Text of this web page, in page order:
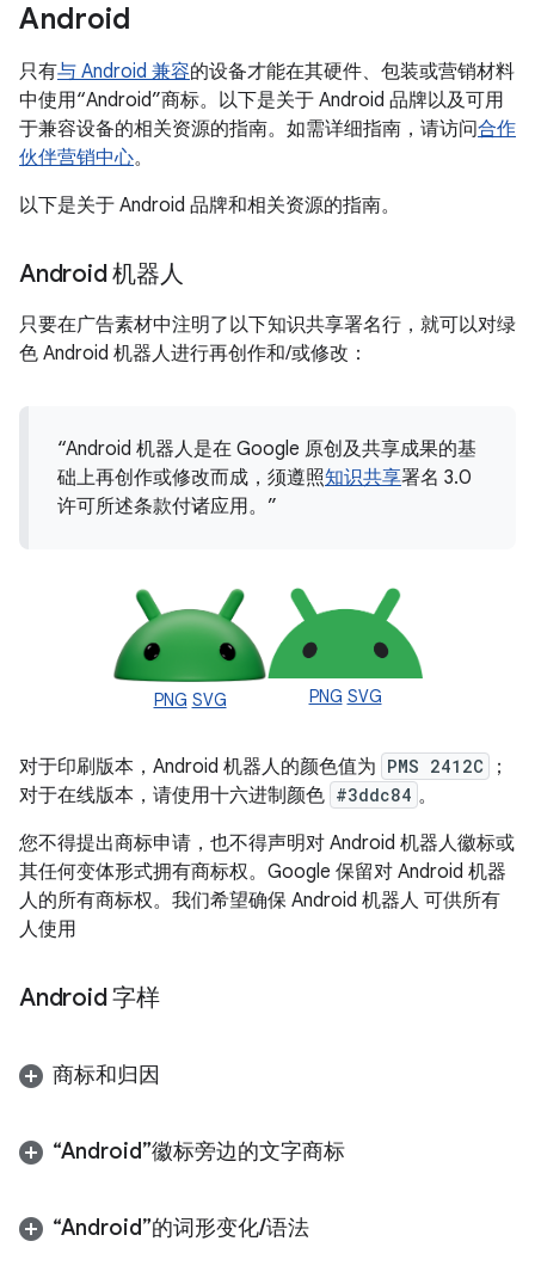
Android
只有与 Android 兼容的设备才能在其硬件、包装或营销材料
中使用“Android”商标。以下是关于 Android 品牌以及可用
于兼容设备的相关资源的指南。如需详细指南，请访问合作
伙伴营销中心。
以下是关于 Android 品牌和相关资源的指南。
Android 机器人
只要在广告素材中注明了以下知识共享署名行，就可以对绿
色 Android 机器人进行再创作和/或修改：
“Android 机器人是在 Google 原创及共享成果的基
础上再创作或修改而成，须遵照知识共享署名 3.0
许可所述条款付诸应用。”
PNG SVG PNG SVG
对于印刷版本，Android 机器人的颜色值为 PMS 2412C
；
对于在线版本，请使用十六进制颜色 #3ddc84 。
您不得提出商标申请，也不得声明对 Android 机器人徽标或
其任何变体形式拥有商标权。Google 保留对 Android 机器
人的所有商标权。我们希望确保 Android 机器人 可供所有
人使用
Android 字样
商标和归因
“Android”徽标旁边的文字商标
“Android”的词形变化/语法